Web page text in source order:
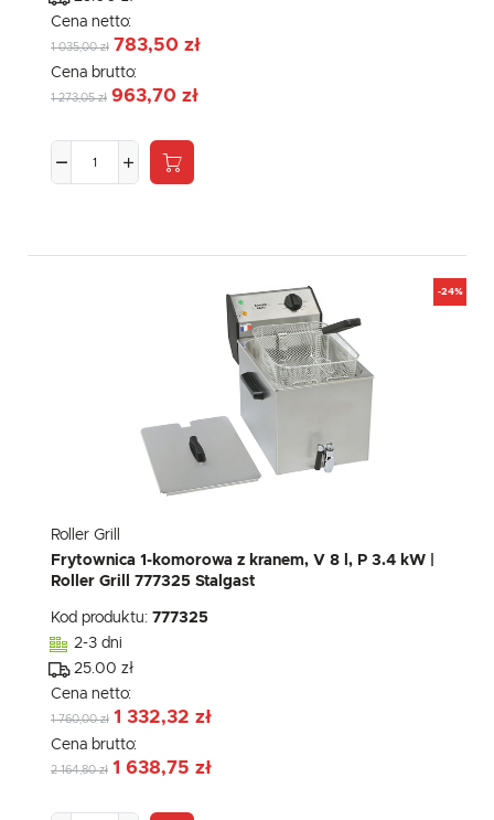
Cena netto:
1 035,00 zł 783,50 zł
Cena brutto:
1 273,05 zł 963,70 zł
-24%
Roller Grill
Frytownica 1-komorowa z kranem, V 8 l, P 3.4 kW |
Roller Grill 777325 Stalgast
Kod produktu: 777325
2-3 dni
25.00 zł
Cena netto:
1 760,00 zł 1 332,32 zł
Cena brutto:
2 164,80 zł 1 638,75 zł